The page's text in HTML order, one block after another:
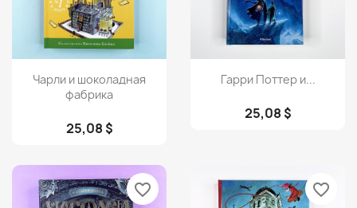
Просмотр
Чарли и шоколадная
фабрика
25,08 $
Просмотр
Гарри Поттер и...
25,08 $
favorite_border favorite_border